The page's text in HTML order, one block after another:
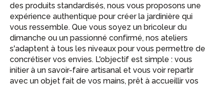
des produits standardisés, nous vous proposons une
expérience authentique pour créer la jardinière qui
vous ressemble. Que vous soyez un bricoleur du
dimanche ou un passionné confirmé, nos ateliers
s'adaptent à tous les niveaux pour vous permettre de
concrétiser vos envies. L'objectif est simple : vous
initier à un savoir-faire artisanal et vous voir repartir
avec un objet fait de vos mains, prêt à accueillir vos